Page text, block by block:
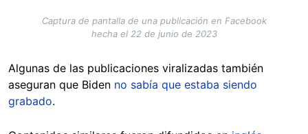
Captura de pantalla de una publicación en Facebook
hecha el 22 de junio de 2023
Algunas de las publicaciones viralizadas también
aseguran que Biden no sabía que estaba siendo
grabado.